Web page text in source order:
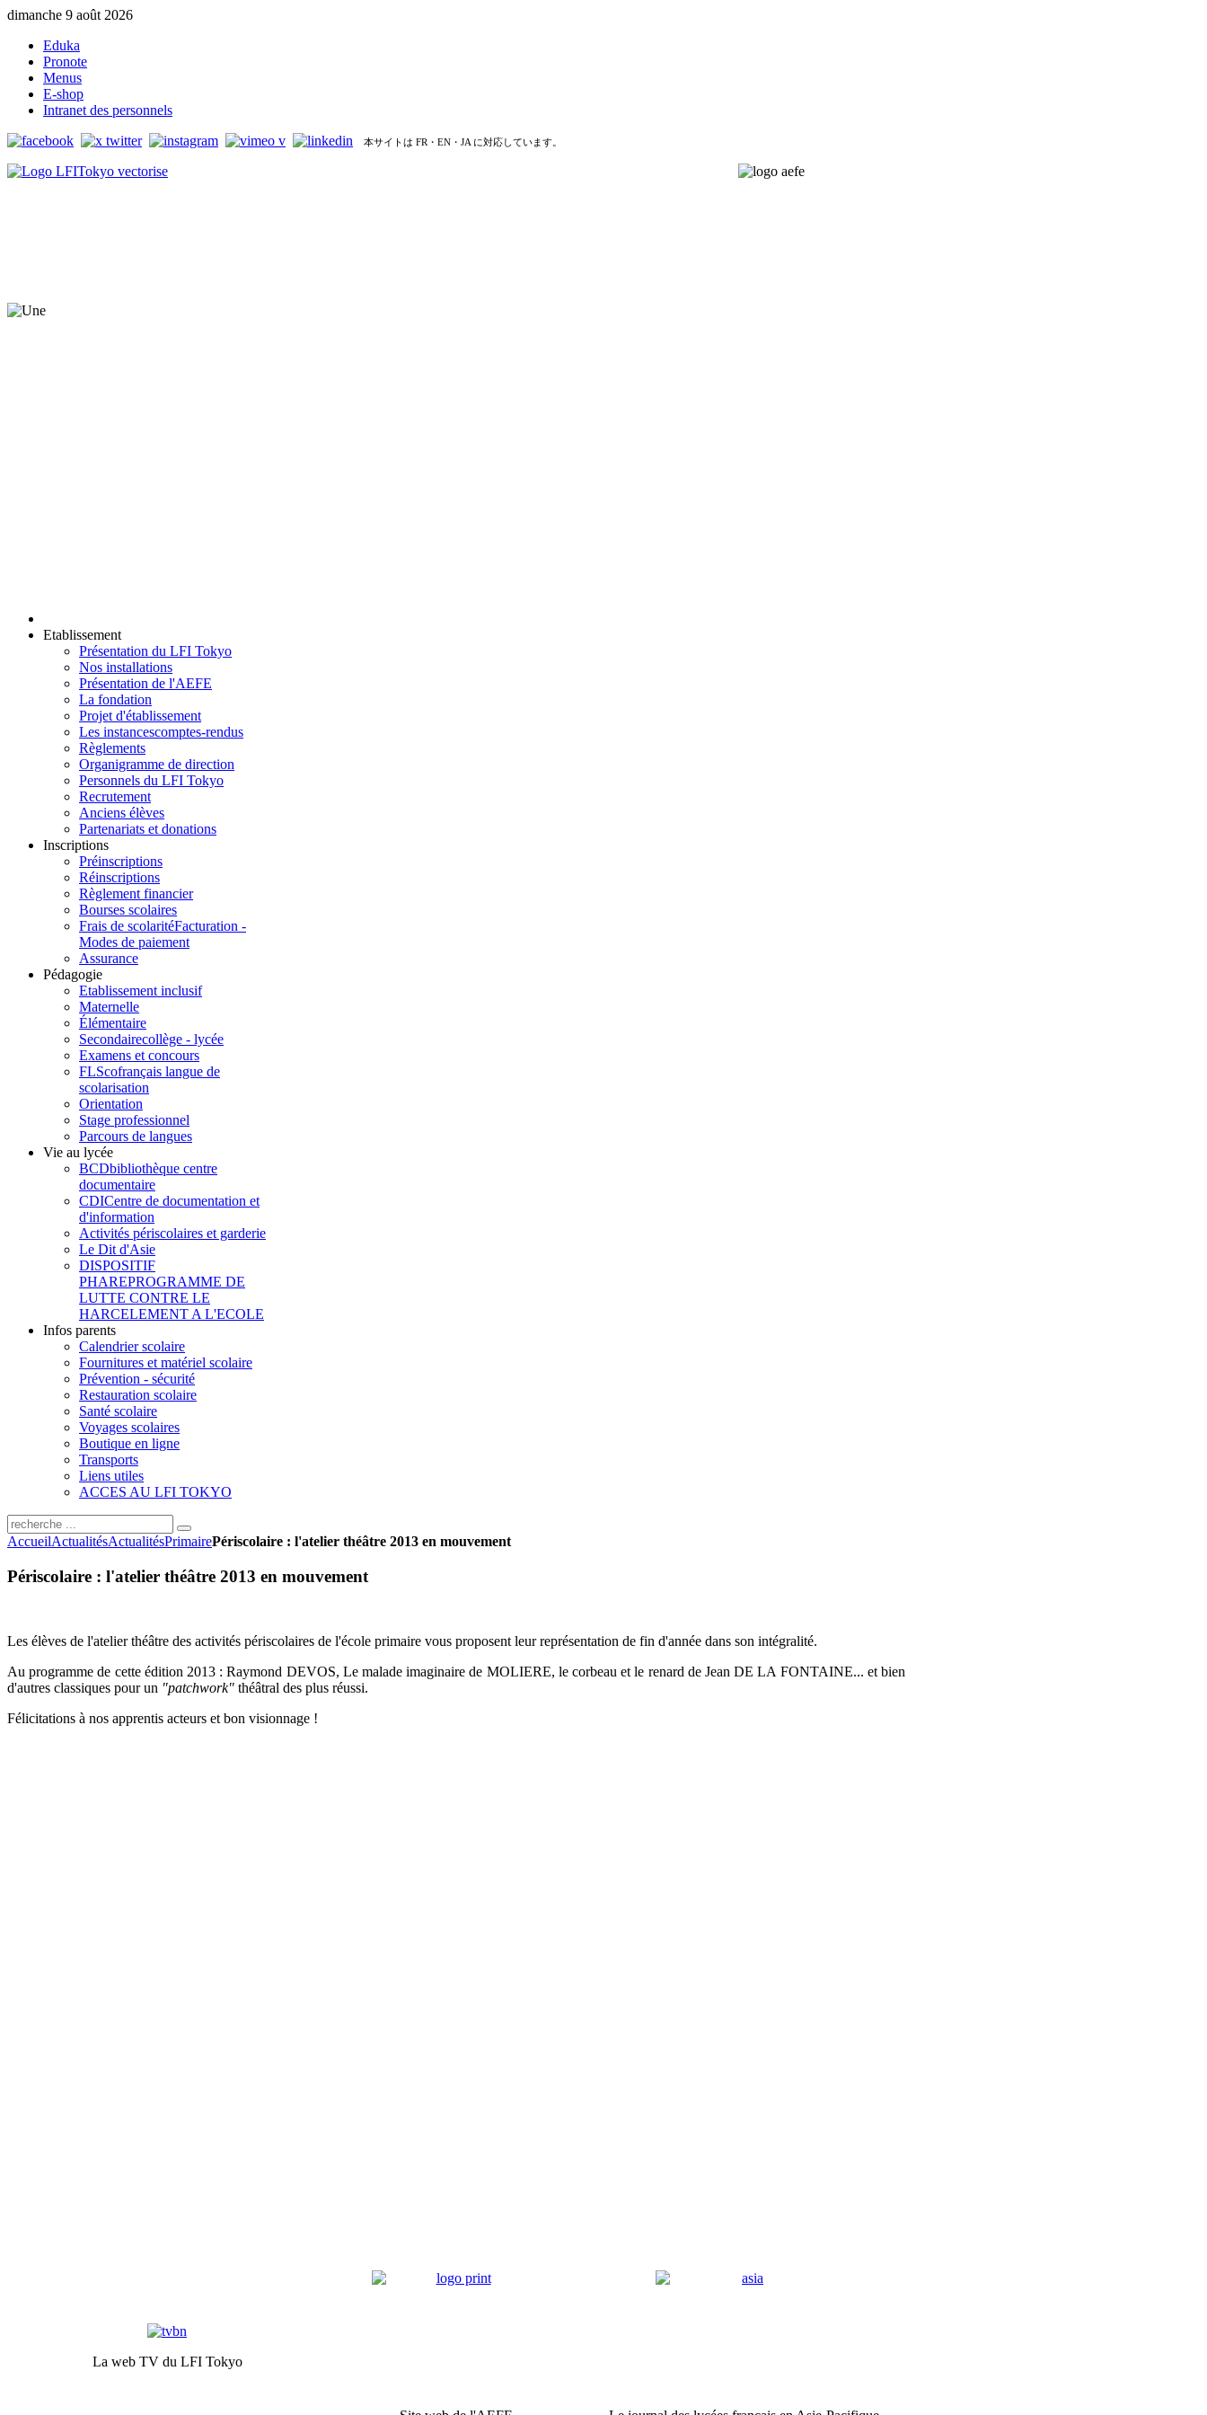
dimanche 9 août 2026
Eduka
Pronote
Menus
E-shop
Intranet des personnels
本サイトは FR・EN・JA に対応しています。
Etablissement
Présentation du LFI Tokyo
Nos installations
Présentation de l'AEFE
La fondation
Projet d'établissement
Les instancescomptes-rendus
Règlements
Organigramme de direction
Personnels du LFI Tokyo
Recrutement
Anciens élèves
Partenariats et donations
Inscriptions
Préinscriptions
Réinscriptions
Règlement financier
Bourses scolaires
Frais de scolaritéFacturation -
Modes de paiement
Assurance
Pédagogie
Etablissement inclusif
Maternelle
Élémentaire
Secondairecollège - lycée
Examens et concours
FLScofrançais langue de
scolarisation
Orientation
Stage professionnel
Parcours de langues
Vie au lycée
BCDbibliothèque centre
documentaire
CDICentre de documentation et
d'information
Activités périscolaires et garderie
Le Dit d'Asie
DISPOSITIF
PHAREPROGRAMME DE
LUTTE CONTRE LE
HARCELEMENT A L'ECOLE
Infos parents
Calendrier scolaire
Fournitures et matériel scolaire
Prévention - sécurité
Restauration scolaire
Santé scolaire
Voyages scolaires
Boutique en ligne
Transports
Liens utiles
ACCES AU LFI TOKYO
AccueilActualitésActualitésPrimairePériscolaire : l'atelier théâtre 2013 en mouvement
Périscolaire : l'atelier théâtre 2013 en mouvement
Les élèves de l'atelier théâtre des activités périscolaires de l'école primaire vous proposent leur représentation de fin d'année dans son intégralité.
Au programme de cette édition 2013 : Raymond DEVOS, Le malade imaginaire de MOLIERE, le corbeau et le renard de Jean DE LA FONTAINE... et bien
d'autres classiques pour un "patchwork" théâtral des plus réussi.
Félicitations à nos apprentis acteurs et bon visionnage !
La web TV du LFI Tokyo